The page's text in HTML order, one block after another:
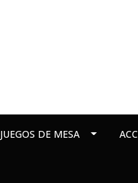
JUEGOS DE MESA